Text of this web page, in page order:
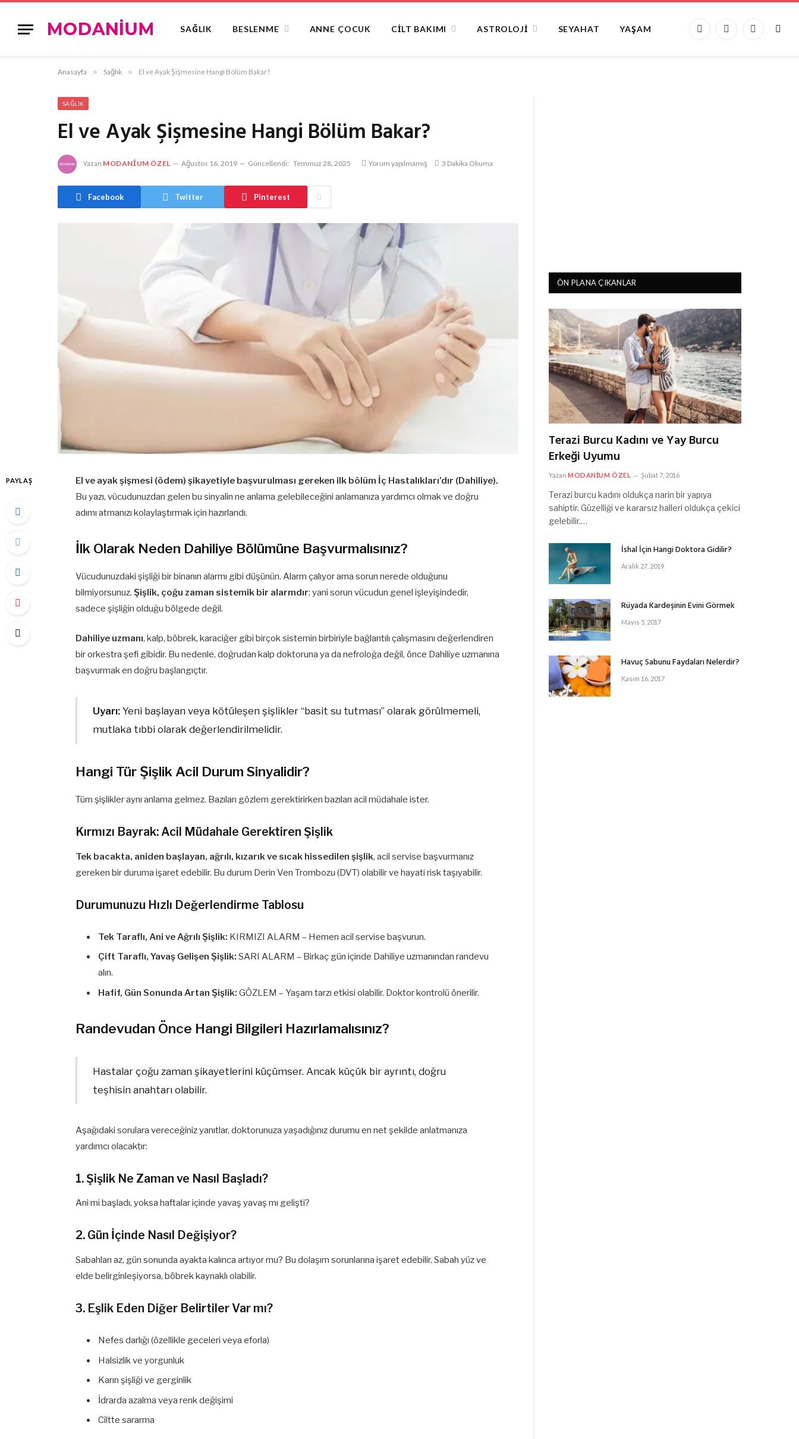
SAĞLIK BESLENME ANNE ÇOCUK CILT BAKIMI ASTROLOJI SEYAHAT YAŞAM
Facebook
X
Instagram
Anasayfa » Sağlık » El ve Ayak Şişmesine Hangi Bölüm Bakar?
SAĞLIK
El ve Ayak Şişmesine Hangi Bölüm Bakar?
Yazan MODANIUM ÖZEL Ağustos 16, 2019 Güncellendi: Temmuz 28, 2025 Yorum yapılmamış 3 Dakika Okuma
Facebook Twitter Pinterest
PAYLAŞ
El ve ayak şişmesi (ödem) şikayetiyle başvurulması gereken ilk bölüm İç Hastalıkları’dır (Dahiliye).
Bu yazı, vücudunuzdan gelen bu sinyalin ne anlama gelebileceğini anlamanıza yardımcı olmak ve doğru
adımı atmanızı kolaylaştırmak için hazırlandı.
İlk Olarak Neden Dahiliye Bölümüne Başvurmalısınız?
Vücudunuzdaki şişliği bir binanın alarmı gibi düşünün. Alarm çalıyor ama sorun nerede olduğunu
bilmiyorsunuz.Şişlik, çoğu zaman sistemik bir alarmdır; yani sorun vücudun genel işleyişindedir,
sadece şişliğin olduğu bölgede değil.
Dahiliye uzmanı, kalp, böbrek, karaciğer gibi birçok sistemin birbiriyle bağlantılı çalışmasını değerlendiren
bir orkestra şefi gibidir. Bu nedenle, doğrudan kalp doktoruna ya da nefroloğa değil, önce Dahiliye uzmanına
başvurmak en doğru başlangıçtır.
Uyarı:Yeni başlayan veya kötüleşen şişlikler “basit su tutması” olarak görülmemeli,
mutlaka tıbbi olarak değerlendirilmelidir.
Hangi Tür Şişlik Acil Durum Sinyalidir?
Tüm şişlikler aynı anlama gelmez. Bazıları gözlem gerektirirken bazıları acil müdahale ister.
Kırmızı Bayrak: Acil Müdahale Gerektiren Şişlik
Tek bacakta, aniden başlayan, ağrılı, kızarık ve sıcak hissedilen şişlik, acil servise başvurmanız
gereken bir duruma işaret edebilir. Bu durum Derin Ven Trombozu (DVT) olabilir ve hayati risk taşıyabilir.
Durumunuzu Hızlı Değerlendirme Tablosu
Tek Taraflı, Ani ve Ağrılı Şişlik: KIRMIZI ALARM – Hemen acil servise başvurun.
Çift Taraflı, Yavaş Gelişen Şişlik: SARI ALARM – Birkaç gün içinde Dahiliye uzmanından randevu
alın.
Hafif, Gün Sonunda Artan Şişlik: GÖZLEM – Yaşam tarzı etkisi olabilir. Doktor kontrolü önerilir.
Randevudan Önce Hangi Bilgileri Hazırlamalısınız?
Hastalar çoğu zaman şikayetlerini küçümser. Ancak küçük bir ayrıntı, doğru
teşhisin anahtarı olabilir.
Aşağıdaki sorulara vereceğiniz yanıtlar, doktorunuza yaşadığınız durumu en net şekilde anlatmanıza
yardımcı olacaktır:
1. Şişlik Ne Zaman ve Nasıl Başladı?
Ani mi başladı, yoksa haftalar içinde yavaş yavaş mı gelişti?
2. Gün İçinde Nasıl Değişiyor?
Sabahları az, gün sonunda ayakta kalınca artıyor mu? Bu dolaşım sorunlarına işaret edebilir. Sabah yüz ve
elde belirginleşiyorsa, böbrek kaynaklı olabilir.
3. Eşlik Eden Diğer Belirtiler Var mı?
Nefes darlığı (özellikle geceleri veya eforla)
Halsizlik ve yorgunluk
Karın şişliği ve gerginlik
İdrarda azalma veya renk değişimi
Ciltte sararma
ÖN PLANA ÇIKANLAR
Terazi Burcu Kadını ve Yay Burcu
Erkeği Uyumu
Yazan MODANIUM ÖZEL Şubat 7, 2016
Terazi burcu kadını oldukça narin bir yapıya
sahiptir. Güzelliği ve kararsız halleri oldukça çekici
gelebilir.…
İshal İçin Hangi Doktora Gidilir?
Aralık 27, 2019
Rüyada Kardeşinin Evini Görmek
Mayıs 5, 2017
Havuç Sabunu Faydaları Nelerdir?
Kasım 16, 2017